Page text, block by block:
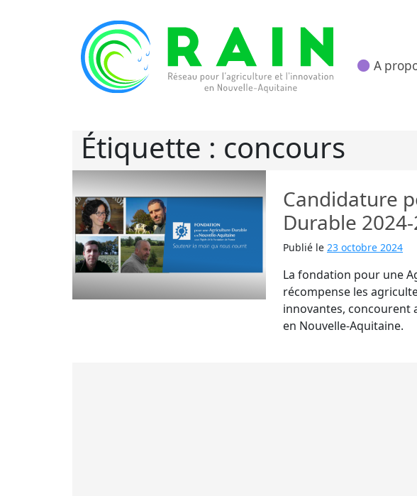
A
Étiquette : concours
Candidature
Durable
Publié le 23 octobre 2024
La fondation pour une
récompense les
innovantes, concourent
en Nouvelle-Aquitaine.